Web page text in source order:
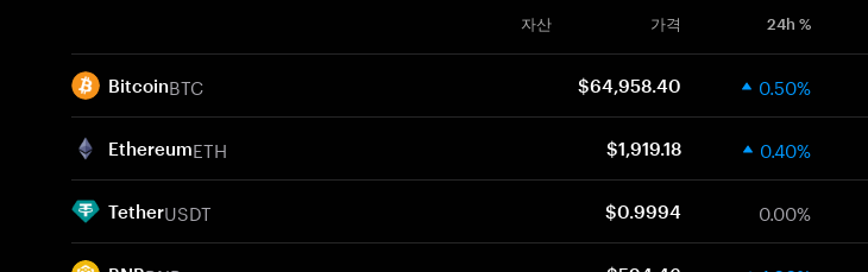
자산 가격 24h %
BitcoinBTC $64,958.40 0.50%
EthereumETH $1,919.18 0.40%
TetherUSDT $0.9994 0.00%